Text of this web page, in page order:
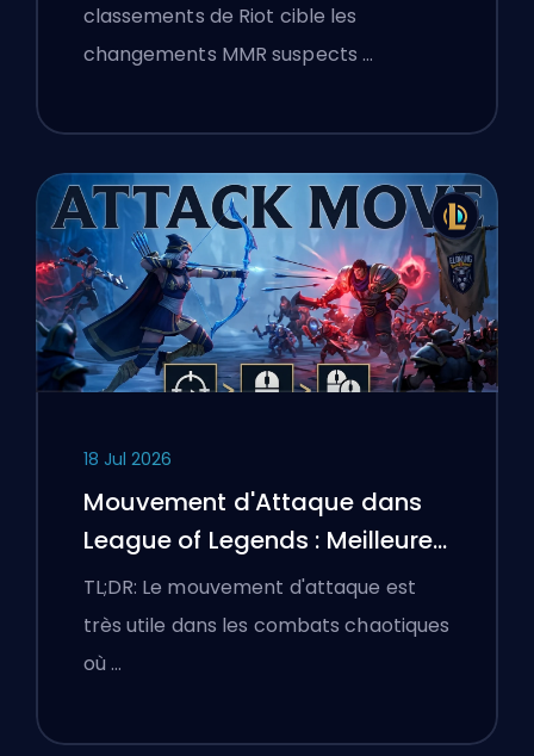
classements de Riot cible les
changements MMR suspects …
18 Jul 2026
Mouvement d'Attaque dans
League of Legends : Meilleures
Configurations
TL;DR: Le mouvement d'attaque est
très utile dans les combats chaotiques
où …